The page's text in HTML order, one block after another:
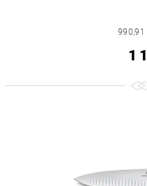
990,91
1